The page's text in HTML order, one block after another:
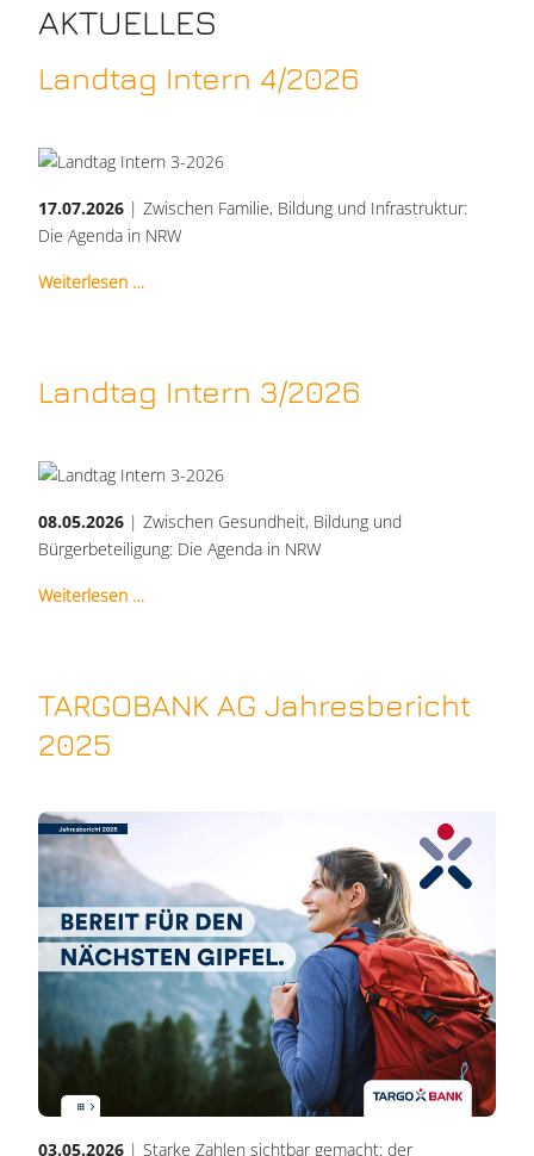
AKTUELLES
Landtag Intern 4/2026
17.07.2026 | Zwischen Familie, Bildung und Infrastruktur:
Die Agenda in NRW
Weiterlesen …
Landtag Intern 3/2026
08.05.2026 | Zwischen Gesundheit, Bildung und
Bürgerbeteiligung: Die Agenda in NRW
Weiterlesen …
TARGOBANK AG Jahresbericht
2025
03.05.2026 | Starke Zahlen sichtbar gemacht: der